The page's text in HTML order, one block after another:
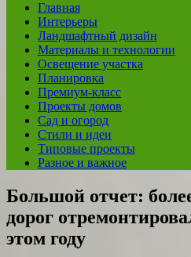
Главная
Интерьеры
Ландшафтный дизайн
Материалы и технологии
Освещение участка
Планировка
Премиум-класс
Проекты домов
Сад и огород
Стили и идеи
Типовые проекты
Разное и важное
Большой отчет:
дорог
этом году